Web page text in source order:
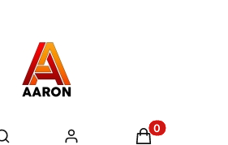
Otwórz wyszukiwarkę Produkty w